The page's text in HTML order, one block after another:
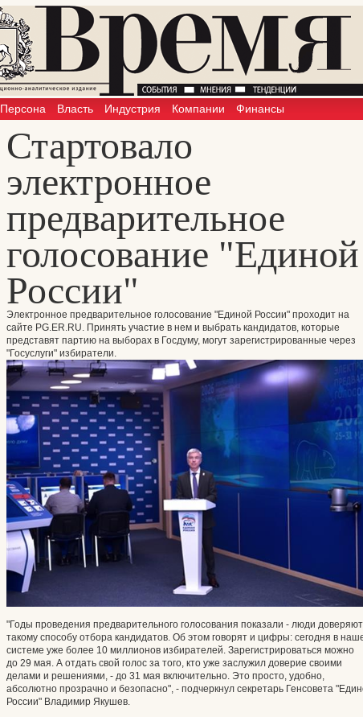
Персона Власть Индустрия Компании Финансы
Стартовало
электронное
предварительное
голосование "Единой
России"
Электронное предварительное голосование "Единой России" проходит на
сайте PG.ER.RU. Принять участие в нем и выбрать кандидатов, которые
представят партию на выборах в Госдуму, могут зарегистрированные через
"Госуслуги" избиратели.
"Годы проведения предварительного голосования показали - люди доверяют
такому способу отбора кандидатов. Об этом говорят и цифры: сегодня в
системе уже более 10 миллионов избирателей. Зарегистрироваться можно
до 29 мая. А отдать свой голос за того, кто уже заслужил доверие своими
делами и решениями, - до 31 мая включительно. Это просто, удобно,
абсолютно прозрачно и безопасно", - подчеркнул секретарь Генсовета
России" Владимир Якушев.